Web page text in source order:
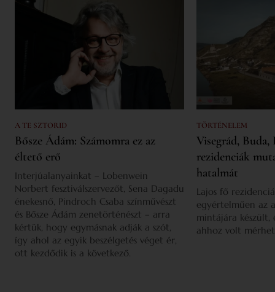
A TE SZTORID
Bősze Ádám: Számomra ez az
éltető erő
Interjúalanyainkat – Lobenwein
Norbert fesztiválszervezőt, Sena Dagadu
énekesnő, Pindroch Csaba színművészt
és Bősze Ádám zenetörténészt – arra
kértük, hogy egymásnak adják a szót,
így ahol az egyik beszélgetés véget ér,
ott kezdődik is a következő.
TÖRTÉNELEM
Visegrád,
rezidenciák
hatalmát
Lajos fő
egyértelműen az
mintájára készült,
ahhoz volt